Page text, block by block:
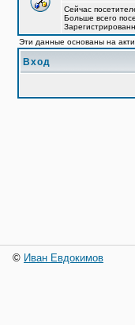
Сейчас
Больше всего
Эти данные основаны на
Вход
© Иван Евдокимов